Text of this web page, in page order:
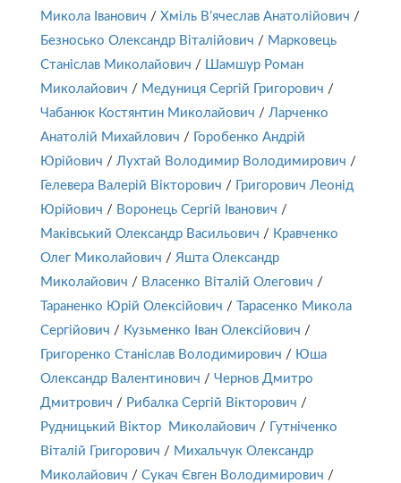
Микола Іванович / Хміль В’ячеслав Анатолійович /
Безносько Олександр Віталійович / Марковець
Станіслав Миколайович / Шамшур Роман
Миколайович / Медуниця Сергій Григорович /
Чабанюк Костянтин Миколайович / Ларченко
Анатолій Михайлович /
Горобенко Андрій
Юрійович / Лухтай Володимир Володимирович /
Гелевера Валерій Вікторович /
Григорович Леонід
Юрійович / Воронець Сергій Іванович /
Маківський Олександр Васильович / Кравченко
Олег Миколайович / Яшта Олександр
Миколайович / Власенко Віталій Олегович /
Тараненко Юрій Олексійович /
Тарасенко Микола
Сергійович / Кузьменко Іван Олексійович /
Григоренко Станіслав Володимирович / Юша
Олександр Валентинович / Чернов Дмитро
Дмитрович / Рибалка Сергій Вікторович /
Рудницький Віктор Миколайович /
Гутніченко
Віталій Григорович / Михальчук Олександр
Миколайович / Сукач Євген Володимирович /